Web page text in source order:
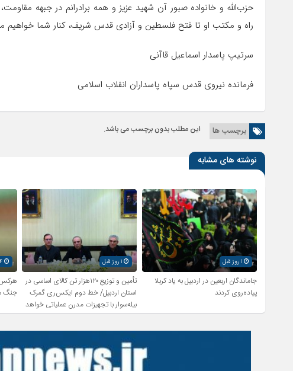
حزب‌الله و خانواده صبور آن شهید عزیز و همه برادرانم در جبهه
راه و مکتب او تا فتح فلسطین و آزادی قدس شریف، کنار شما خواهیم
سرتیپ پاسدار اسماعیل قاآنی
فرمانده نیروی قدس سپاه پاسداران انقلاب اسلامی
برچسب ها این مطلب بدون برچسب می باشد.
نوشته های مشابه
1 روز قبل
جاماندگان اربعین در اردبیل به یاد کربلا
پیاده‌روی کردند
1 روز قبل
تأمین و توزیع ۱۲۰هزار تن کالای اساسی در
استان اردبیل/ خط دوم ایکس‌ری گمرک
بیله‌سوار با تجهیزات مدرن عملیاتی خواهد
شد
4 روز قبل
هرکس
جنگ